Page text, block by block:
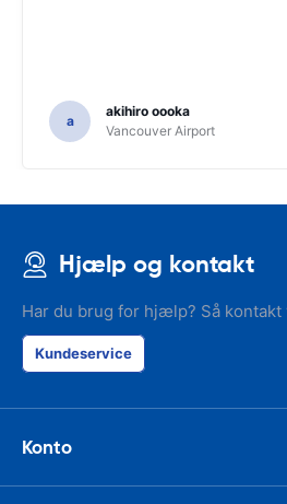
a
akihiro oooka
Vancouver Airport
Hjælp og kontakt
Har du brug for hjælp? Så
Kundeservice
Konto